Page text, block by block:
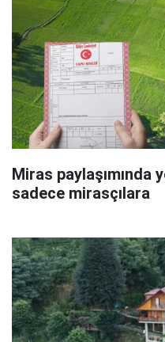
Miras paylaşımında
sadece mirasçılara